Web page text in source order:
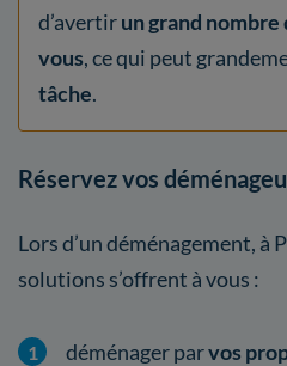
d’avertirun grand nombre
vous, ce qui peut
tâche.
Réservez vos
Lors d’un déménagement, à
solutions s’offrent à vous :
déménager parvos